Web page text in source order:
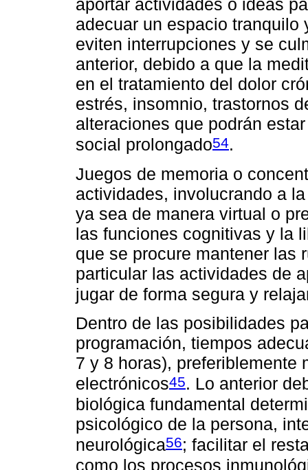
aportar actividades o ideas
adecuar un espacio
eviten interrupciones y se
anterior, debido a que la
en el tratamiento del dolor
estrés, insomnio, trastornos
alteraciones que podrán
social prolongado54.
Juegos de memoria o
actividades, involucrando a
ya sea de manera virtual o
las funciones cognitivas y la
que se procure mantener las
particular las actividades de
jugar de forma segura y
Dentro de las posibilidades
programación, tiempos
7 y 8 horas), preferiblemente
electrónicos45. Lo anterior
biológica fundamental
psicológico de la persona,
neurológica56; facilitar el
como los procesos